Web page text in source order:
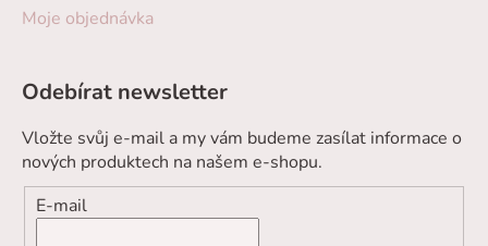
Moje objednávka
Odebírat newsletter
Vložte svůj e-mail a my vám budeme zasílat informace o
nových produktech na našem e-shopu.
E-mail